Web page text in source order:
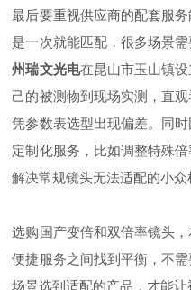
最后要重视供应商的配套服
是一次就能匹配，很多场景
州瑞文光电在昆山市玉山镇
己的被测物到现场实测，直
凭参数表选型出现偏差。同
定制化服务，比如调整特殊
解决常规镜头无法适配的小众
选购国产变倍和双倍率镜头
便捷服务之间找到平衡，不
场景选到适配的产品，才能让